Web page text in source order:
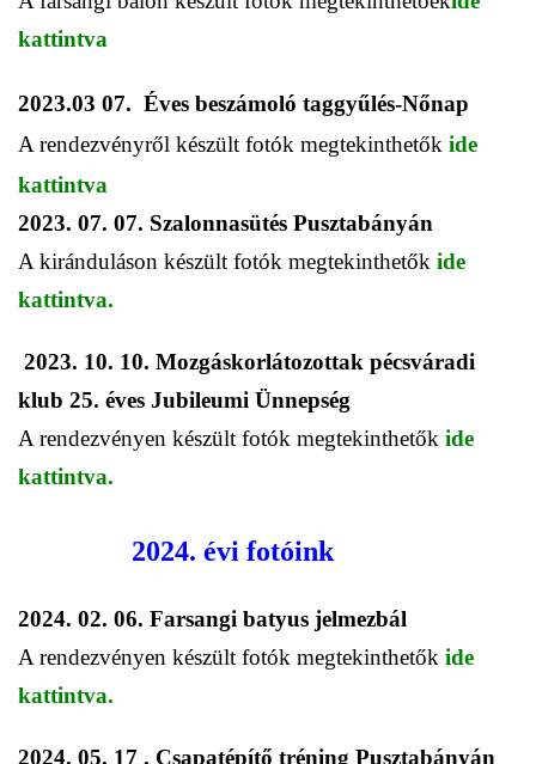
kattintva
2023.03 07. Éves beszámoló taggyűlés-Nőnap
A rendezvényről készült fotók megtekinthetők ide
kattintva
2023. 07. 07. Szalonnasütés Pusztabányán
A kiránduláson készült fotók megtekinthetők ide
kattintva.
2023. 10. 10. Mozgáskorlátozottak pécsváradi
klub 25. éves Jubileumi Ünnepség
A rendezvényen készült fotók megtekinthetők ide
kattintva.
2024. évi fotóink
2024. 02. 06. Farsangi batyus jelmezbál
A rendezvényen készült fotók megtekinthetők ide
kattintva.
2024. 05. 17 . Csapatépítő tréning Pusztabányán